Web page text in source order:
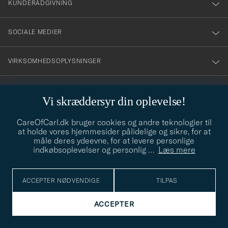
Vi skræddersyr din oplevelse!
CareOfCarl.dk bruger cookies og andre teknologier til
at holde vores hjemmesider pålidelige og sikre, for at
måle deres ydeevne, for at levere personlige
indkøbsoplevelser og personlig … Læs mere
ACCEPTER NØDVENDIGE TILPAS
ACCEPTER
KUNDERÅDGIVNING
SOCIALE MEDIER
VIRKSOMHEDSOPLYSNINGER
info@careofcarl.dk
Behøver du hjælp til at finde din stil? Lad os hjælpe dig, vi hjælper
gerne til!
STILRÅD